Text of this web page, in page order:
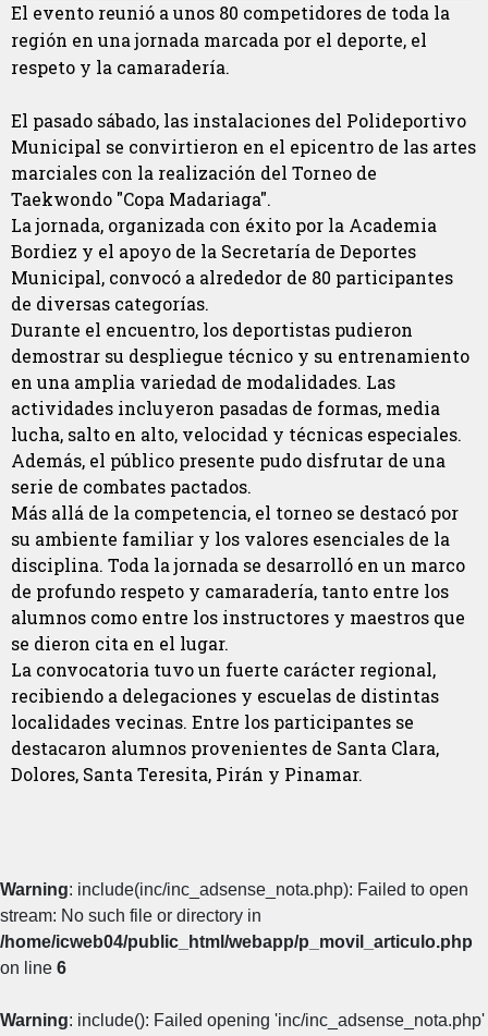
El evento reunió a unos 80 competidores de toda la
región en una jornada marcada por el deporte, el
respeto y la camaradería.
El pasado sábado, las instalaciones del Polideportivo
Municipal se convirtieron en el epicentro de las artes
marciales con la realización del Torneo de
Taekwondo "Copa Madariaga".
La jornada, organizada con éxito por la Academia
Bordiez y el apoyo de la Secretaría de Deportes
Municipal, convocó a alrededor de 80 participantes
de diversas categorías.
Durante el encuentro, los deportistas pudieron
demostrar su despliegue técnico y su entrenamiento
en una amplia variedad de modalidades. Las
actividades incluyeron pasadas de formas, media
lucha, salto en alto, velocidad y técnicas especiales.
Además, el público presente pudo disfrutar de una
serie de combates pactados.
Más allá de la competencia, el torneo se destacó por
su ambiente familiar y los valores esenciales de la
disciplina. Toda la jornada se desarrolló en un marco
de profundo respeto y camaradería, tanto entre los
alumnos como entre los instructores y maestros que
se dieron cita en el lugar.
La convocatoria tuvo un fuerte carácter regional,
recibiendo a delegaciones y escuelas de distintas
localidades vecinas. Entre los participantes se
destacaron alumnos provenientes de Santa Clara,
Dolores, Santa Teresita, Pirán y Pinamar.
Warning: include(inc/inc_adsense_nota.php): Failed to open
stream: No such file or directory in
/home/icweb04/public_html/webapp/p_movil_articulo.php
on line 6
Warning: include(): Failed opening 'inc/inc_adsense_nota.php'